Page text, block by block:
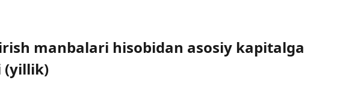
manbalari hisobidan asosiy kapitalga
(yillik)